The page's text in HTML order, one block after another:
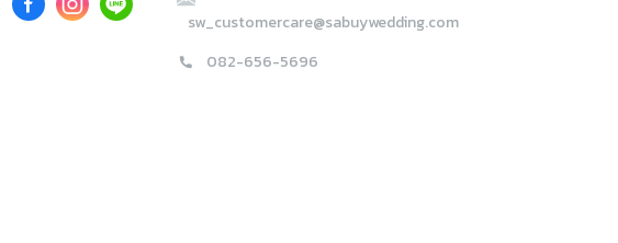
sw_customercare@sabuywedding.com
082-656-5696